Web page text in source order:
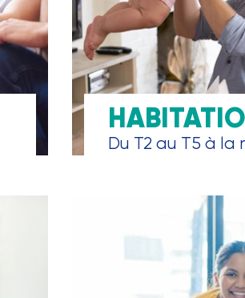
Du T2 au T5 à la